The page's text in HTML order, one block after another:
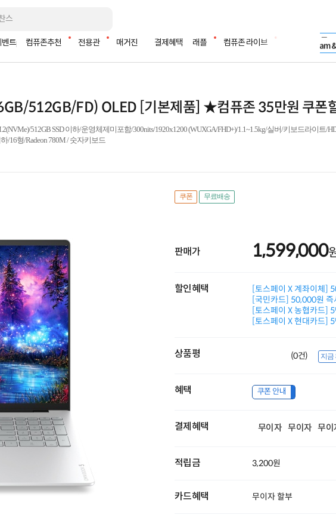
벤트 컴퓨존추천 전용관 매거진 결제혜택 래플 컴퓨존 라이브
LG gram
Microsoft
AMD 브랜
Apple 기
512GB/FD) OLED [기본제품] ★컴퓨존 35만원 쿠폰
512GB SSD 이하/운영체제미포함/300nits/1920x1200 (WUXGA/FHD+)/1.1~1.5kg/실버/키보드라이트/
/16형/Radeon 780M / 숫자키보드
쿠폰 무료배송
판매가 1,599,000
할인혜택
[토스페이 X 계좌이체]
[국민카드] 50,000원
[토스페이 X 농협카드]
[토스페이 X 현대카드]
상품평 (0건) 지금
혜택 쿠폰 안내
결제혜택 무이자 무이자 무이
적립금 3,200원
카드혜택 무이자 할부